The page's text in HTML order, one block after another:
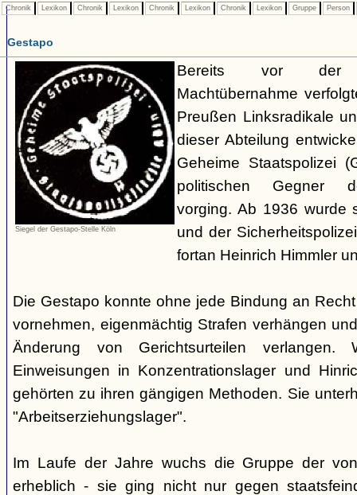
Chronik Lexikon Chronik Lexikon Chronik Lexikon Chronik Lexikon Gruppe Person
Gestapo
Siegel der Gestapo-Stelle Köln
Bereits vor der
Machtübernahme
Preußen Linksradikale
dieser Abteilung
Geheime Staatspolizei
politischen Gegner
vorging. Ab 1936 wurde
und der
fortan Heinrich Himmler
Die Gestapo konnte ohne jede Bindung an
vornehmen, eigenmächtig Strafen verhängen
Änderung von Gerichtsurteilen verlangen.
Einweisungen in Konzentrationslager und
gehörten zu ihren gängigen Methoden. Sie
"Arbeitserziehungslager".
Im Laufe der Jahre wuchs die Gruppe der
erheblich - sie ging nicht nur gegen